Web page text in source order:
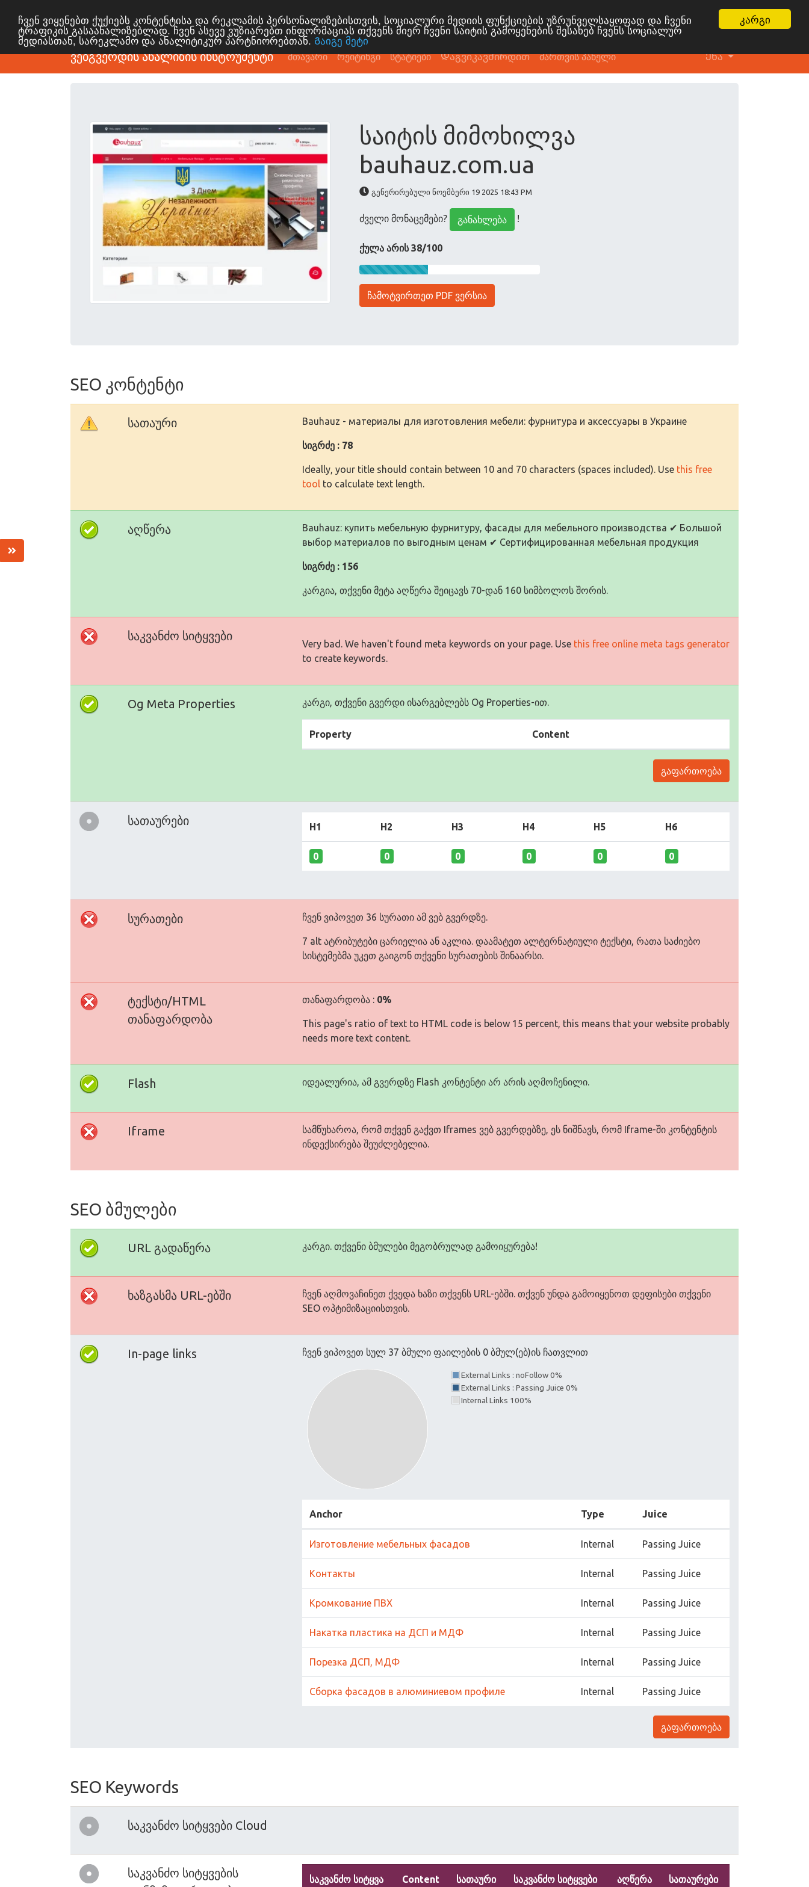
კარგი
ჩვენ ვიყენებთ ქუქიებს კონტენტისა და რეკლამის პერსონალიზებისთვის, სოციალური მედიის ფუნქციების უზრუნველსაყოფად და ჩვენი
ტრაფიკის გასაანალიზებლად. ჩვენ ასევე ვუზიარებთ ინფორმაციას თქვენს მიერ ჩვენი საიტის გამოყენების შესახებ ჩვენს სოციალურ
მედიასთან, სარეკლამო და ანალიტიკურ პარტნიორებთან. Გაიგე მეტი
ვებგვერდის ანალიზის ინსტრუმენტი მთავარი რეიტინგი სტატიები Დაგვიკავშირდით მართვის პანელი Ენა
საიტის მიმოხილვა
bauhauz.com.ua
გენერირებული ნოემბერი 19 2025 18:43 PM
ძველი მონაცემები? განახლება !
ქულა არის 38/100
ჩამოტვირთეთ PDF ვერსია
SEO კონტენტი
სათაური Bauhauz - материалы для изготовления мебели: фурнитура и аксессуары в Украине
სიგრძე : 78
Ideally, your title should contain between 10 and 70 characters (spaces included). Use this free
tool to calculate text length.
აღწერა
Bauhauz: купить мебельную фурнитуру, фасады для мебельного производства ✔ Большой
выбор материалов по выгодным ценам ✔ Сертифицированная мебельная продукция
სიგრძე : 156
კარგია, თქვენი მეტა აღწერა შეიცავს 70-დან 160 სიმბოლოს შორის.
საკვანძო სიტყვები
Very bad. We haven't found meta keywords on your page. Use this free online meta tags generator
to create keywords.
Og Meta Properties კარგი, თქვენი გვერდი ისარგებლებს Og Properties-ით.
Property Content
გაფართოება
სათაურები H1 H2 H3 H4 H5 H6
0 0 0 0 0 0
სურათები ჩვენ ვიპოვეთ 36 სურათი ამ ვებ გვერდზე.
7 alt ატრიბუტები ცარიელია ან აკლია. დაამატეთ ალტერნატიული ტექსტი, რათა საძიებო
სისტემებმა უკეთ გაიგონ თქვენი სურათების შინაარსი.
ტექსტი/HTML
თანაფარდობა
თანაფარდობა : 0%
This page's ratio of text to HTML code is below 15 percent, this means that your website probably
needs more text content.
Flash იდეალურია, ამ გვერდზე Flash კონტენტი არ არის აღმოჩენილი.
Iframe
სამწუხაროა, რომ თქვენ გაქვთ Iframes ვებ გვერდებზე, ეს ნიშნავს, რომ Iframe-ში კონტენტის
ინდექსირება შეუძლებელია.
SEO ბმულები
URL გადაწერა კარგი. თქვენი ბმულები მეგობრულად გამოიყურება!
ხაზგასმა URL-ებში
ჩვენ აღმოვაჩინეთ ქვედა ხაზი თქვენს URL-ებში. თქვენ უნდა გამოიყენოთ დეფისები თქვენი
SEO ოპტიმიზაციისთვის.
In-page links ჩვენ ვიპოვეთ სულ 37 ბმული ფაილების 0 ბმულ(ებ)ის ჩათვლით
External Links : noFollow 0%
External Links : Passing Juice 0%
Internal Links 100%
Anchor Type Juice
Изготовление мебельных фасадов Internal Passing Juice
Контакты Internal Passing Juice
Кромкование ПВХ Internal Passing Juice
Накатка пластика на ДСП и МДФ Internal Passing Juice
Порезка ДСП, МДФ Internal Passing Juice
Сборка фасадов в алюминиевом профиле Internal Passing Juice
გაფართოება
SEO Keywords
საკვანძო სიტყვები Cloud
საკვანძო სიტყვების
საკვანძო სიტყვა Content სათაური საკვანძო სიტყვები აღწერა სათაურები